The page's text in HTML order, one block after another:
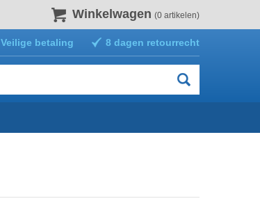
Winkelwagen (0 artikelen)
Veilige betaling 8 dagen retourrecht